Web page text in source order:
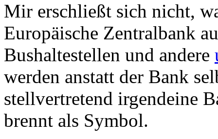
Mir erschließt sich nicht,
Europäische Zentralbank
Bushaltestellen und andere
werden anstatt der Bank
stellvertretend irgendeine
brennt als Symbol.